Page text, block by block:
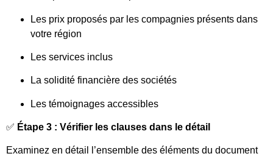
Les prix proposés par les compagnies présents dans
votre région
Les services inclus
La solidité financière des sociétés
Les témoignages accessibles
✅ Étape 3 : Vérifier les clauses dans le détail
Examinez en détail l’ensemble des éléments du document